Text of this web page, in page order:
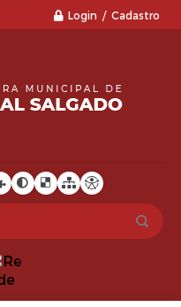
Login / Cadastro